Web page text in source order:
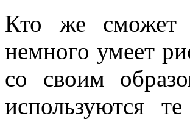
Кто же сможет
немного умеет
со своим
используются